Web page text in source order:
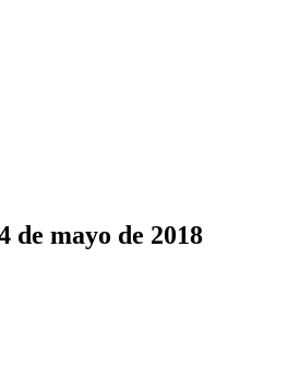
de mayo de 2018